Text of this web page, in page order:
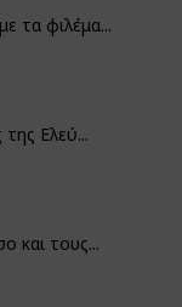
τα φιλέμα...
της Ελεύ...
και τους...